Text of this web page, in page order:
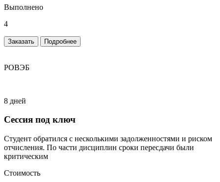
Выполнено
4
Заказать Подробнее
РОВЭБ
8 дней
Сессия под ключ
Студент обратился с несколькими задолженностями и риском
отчисления. По части дисциплин сроки пересдачи были
критическим
Стоимость